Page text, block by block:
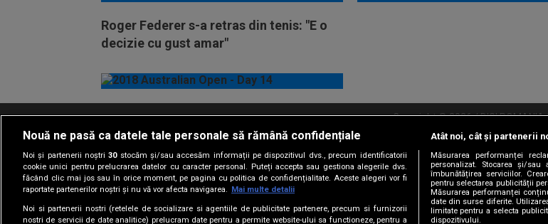
Roger Federer s-a retras din tenis: "E o
decizie cu gust amar"
Copyright © 2026 / DIGI ROMANIA
Termeni si conditii Politica de confidentialitate Abonare Digi TV Frecvente Digi Sport
Versiune mobil
Nouă ne pasă ca datele tale personale să rămână confidențiale
Noi și partenerii noștri30stocăm și/sau accesăm informații pe dispozitivul dvs., precum identificatorii
cookie unici pentru prelucrarea datelor cu caracter personal. Puteți accepta sau gestiona alegerile dvs.
făcând clic mai jos sau în orice moment, pe pagina cu politica de confidențialitate. Aceste alegeri vor fi
raportate partenerilor noștri și nu vă vor afecta navigarea. Mai multe detalii
Noi si partenerii nostri (retelele de socializare si agentiile de publicitate partenere, precum si furnizorii
nostri de servicii de date analitice) prelucram date pentru a permite website-ului sa functioneze, pentru a
Atât noi, cât și partenerii
Măsurarea performanței
personalizat. Stocarea și/
îmbunătățirea serviciilor.
pentru selectarea publicității
Măsurarea performanței
date din surse diferite.
limitate pentru a selecta
dispozitivului.